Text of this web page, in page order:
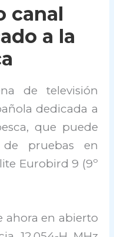
canal
a la
de televisión
dedicada a
que puede
pruebas en
Eurobird 9 (9º
ahora en abierto